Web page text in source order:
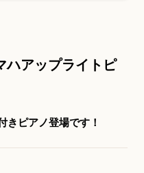
ハアップライトピ
きピアノ登場です！